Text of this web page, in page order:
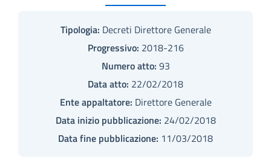
Tipologia: Decreti Direttore Generale
Progressivo: 2018-216
Numero atto: 93
Data atto: 22/02/2018
Ente appaltatore: Direttore Generale
Data inizio pubblicazione: 24/02/2018
Data fine pubblicazione: 11/03/2018